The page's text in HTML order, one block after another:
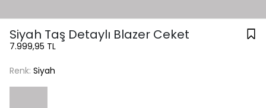
Siyah Taş Detaylı Blazer Ceket
7.999,95 TL
Renk: Siyah